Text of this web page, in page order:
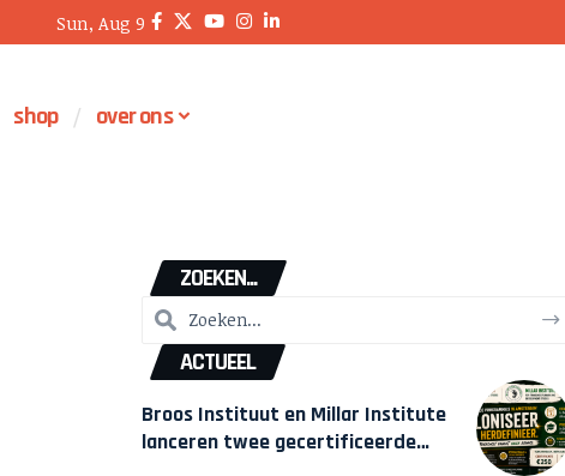
Sun, Aug 9
shop over ons
ZOEKEN...
ACTUEEL
Broos Instituut en Millar Institute
lanceren twee gecertificeerde